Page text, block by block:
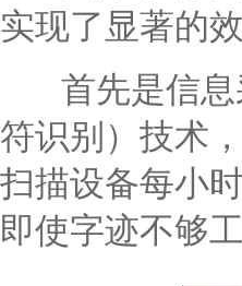
实现了显著的
首先是信息
符识别）技术
扫描设备每小
即使字迹不够